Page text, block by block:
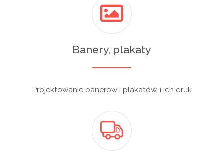
Banery, plakaty
Projektowanie banerów i plakatów, i ich druk